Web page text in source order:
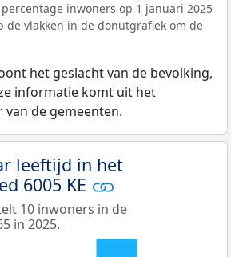
inwoners op 1 januari 2025
de vlakken in de donutgrafiek om de
het geslacht van de bevolking,
informatie komt uit het
de gemeenten.
leeftijd in het
6005 KE
10 inwoners in de
in 2025.